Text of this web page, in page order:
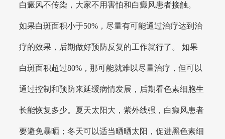
白癜风不传染，大家不用害怕和白癜风患者接触。
如果白斑面积小于50%，尽量有可能通过治疗达到治
疗的效果，后期做好预防反复的工作就行了。 如果
白斑面积超过80%，那可能就难以尽量治疗，但可以
通过控制和预防来延缓病情发展，后期看色素细胞生
长能恢复多少。夏天太阳大，紫外线强，白癜风患者
要避免暴晒；冬天可以适当晒晒太阳，促进黑色素细